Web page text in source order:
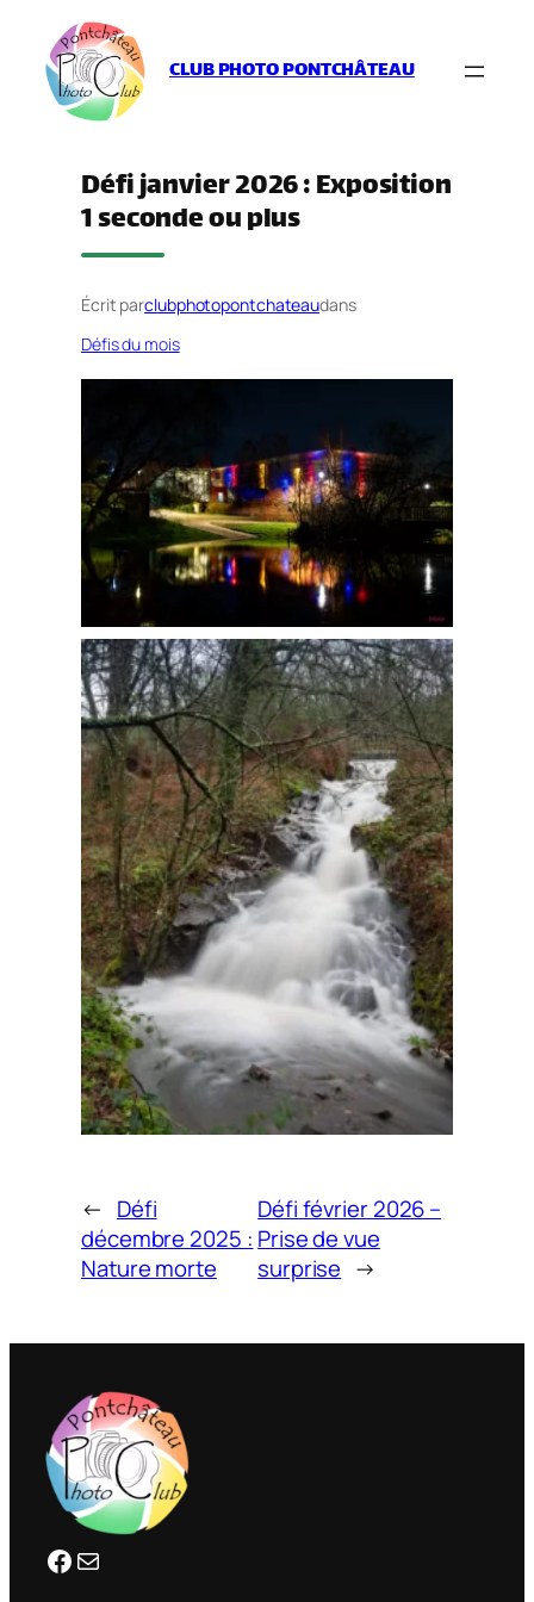
contenu
CLUB PHOTO PONTCHÂTEAU
Défi janvier 2026 : Exposition
1 seconde ou plus
Écrit parclubphotopontchateaudans
Défis du mois
← Défi
décembre 2025 :
Nature morte
Défi février 2026 –
Prise de vue
surprise →
Facebook clubphotopontchateau@gmail.com